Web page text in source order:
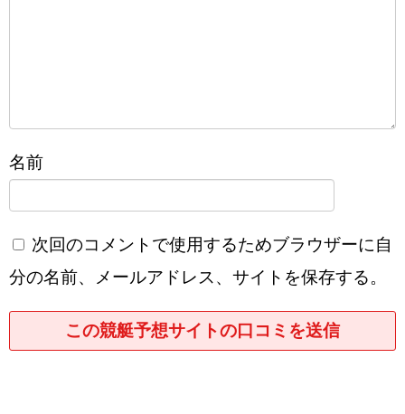
名前
次回のコメントで使用するためブラウザーに自
分の名前、メールアドレス、サイトを保存する。